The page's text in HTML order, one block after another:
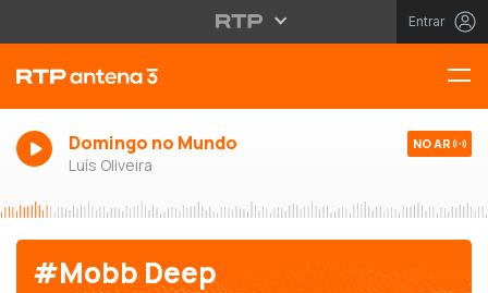
Entrar
Domingo no Mundo
Luís Oliveira
NO AR
#Mobb Deep